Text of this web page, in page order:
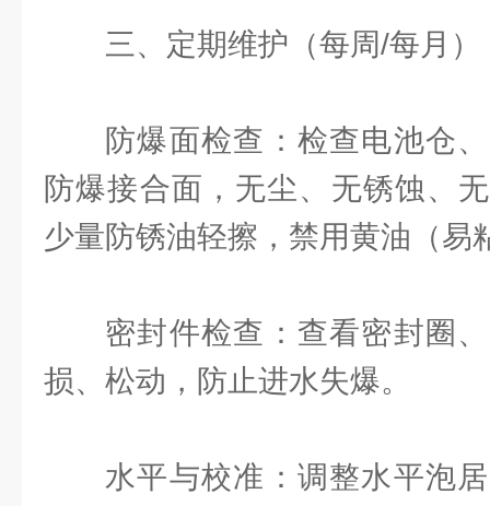
三、定期维护（每周/每月）
防爆面检查：检查电池仓
防爆接合面，无尘、无锈蚀、
少量防锈油轻擦，禁用黄油（易
密封件检查：查看密封圈
损、松动，防止进水失爆。
水平与校准：调整水平泡